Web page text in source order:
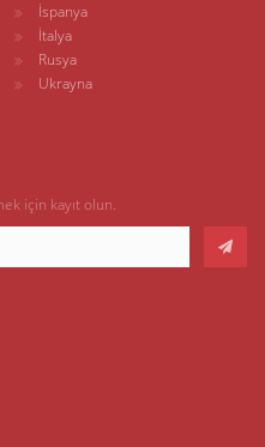
İspanya
İtalya
Rusya
Ukrayna
için kayıt olun.